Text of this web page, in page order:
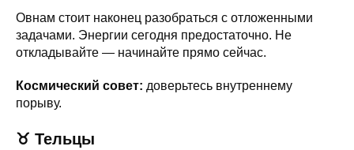
Овнам стоит наконец разобраться с отложенными
задачами. Энергии сегодня предостаточно. Не
откладывайте — начинайте прямо сейчас.
Космический совет: доверьтесь внутреннему
порыву.
♉ Тельцы